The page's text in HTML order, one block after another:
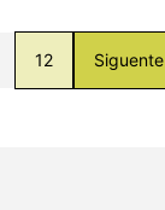
12 Siguente